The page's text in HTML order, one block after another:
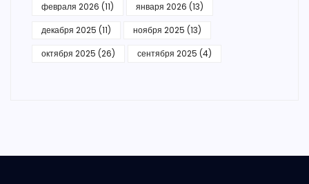
февраля 2026 (11) января 2026 (13)
декабря 2025 (11) ноября 2025 (13)
октября 2025 (26) сентября 2025 (4)